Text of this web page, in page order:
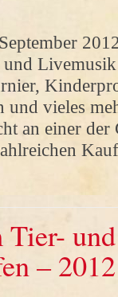
und vieles
an einer der
– 2012